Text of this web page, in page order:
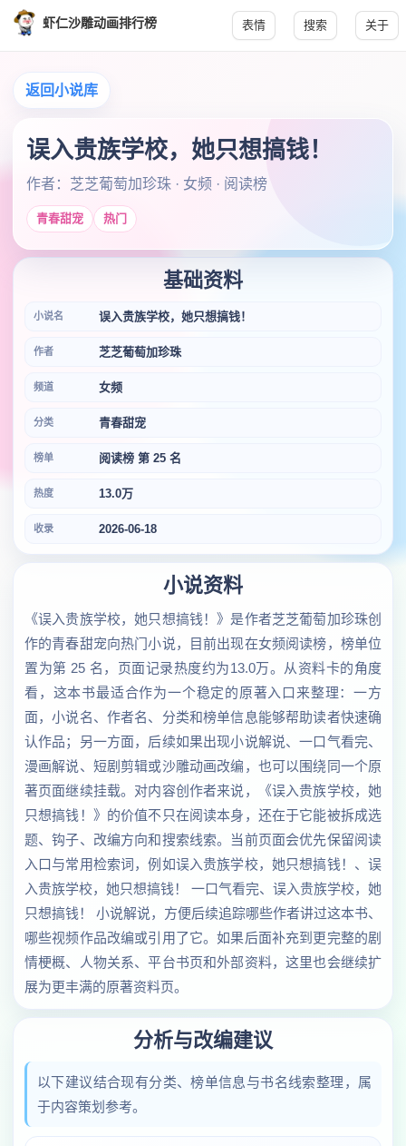
虾仁沙雕动画排行榜 表情 搜索 关于
返回小说库
误入贵族学校，她只想搞钱！
作者：芝芝葡萄加珍珠 · 女频 · 阅读榜
青春甜宠 热门
基础资料
小说名 误入贵族学校，她只想搞钱！
作者 芝芝葡萄加珍珠
频道 女频
分类 青春甜宠
榜单 阅读榜 第 25 名
热度 13.0万
收录 2026-06-18
小说资料
《误入贵族学校，她只想搞钱！》是作者芝芝葡萄加珍珠创
作的青春甜宠向热门小说，目前出现在女频阅读榜，榜单位
置为第 25 名，页面记录热度约为13.0万。从资料卡的角度
看，这本书最适合作为一个稳定的原著入口来整理：一方
面，小说名、作者名、分类和榜单信息能够帮助读者快速确
认作品；另一方面，后续如果出现小说解说、一口气看完、
漫画解说、短剧剪辑或沙雕动画改编，也可以围绕同一个原
著页面继续挂载。对内容创作者来说，《误入贵族学校，她
只想搞钱！》的价值不只在阅读本身，还在于它能被拆成选
题、钩子、改编方向和搜索线索。当前页面会优先保留阅读
入口与常用检索词，例如误入贵族学校，她只想搞钱！、误
入贵族学校，她只想搞钱！ 一口气看完、误入贵族学校，她
只想搞钱！ 小说解说，方便后续追踪哪些作者讲过这本书、
哪些视频作品改编或引用了它。如果后面补充到更完整的剧
情梗概、人物关系、平台书页和外部资料，这里也会继续扩
展为更丰满的原著资料页。
分析与改编建议
以下建议结合现有分类、榜单信息与书名线索整理，属
于内容策划参考。